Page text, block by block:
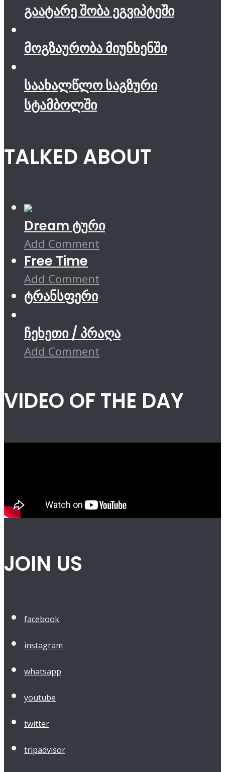
გაატარე შობა ეგვიპტეში
მოგზაურობა მიუნხენში
საახალწლო საგზური
სტამბოლში
TALKED ABOUT
Dream ტური
Add Comment
Free Time
Add Comment
ტრანსფერი
ჩეხეთი / პრაღა
Add Comment
VIDEO OF THE DAY
JOIN US
facebook
instagram
whatsapp
youtube
twitter
tripadvisor